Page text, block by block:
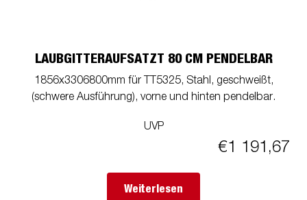
LAUBGITTERAUFSATZT 80 CM PENDELBAR
1856x3306800mm für TT5325, Stahl, geschweißt,
(schwere Ausführung), vorne und hinten pendelbar.
UVP
€1 191,67
Weiterlesen